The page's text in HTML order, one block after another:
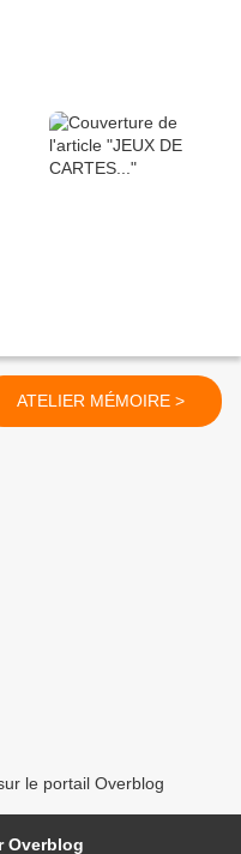
ATELIER MÉMOIRE >
le portail Overblog
Overblog